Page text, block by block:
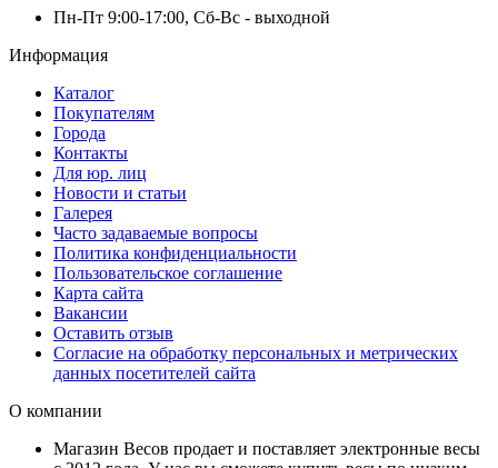
Пн-Пт 9:00-17:00, Сб-Вс - выходной
Информация
Каталог
Покупателям
Города
Контакты
Для юр. лиц
Новости и статьи
Галерея
Часто задаваемые вопросы
Политика конфиденциальности
Пользовательское соглашение
Карта сайта
Вакансии
Оставить отзыв
Согласие на обработку персональных и метрических
данных посетителей сайта
О компании
Магазин Весов продает и поставляет электронные весы